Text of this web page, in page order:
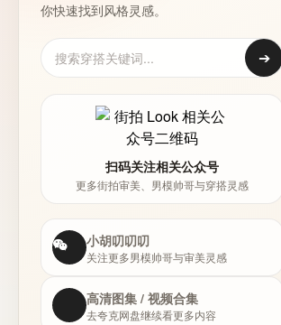
你快速找到风格灵感。
➔
扫码关注相关公众号
更多街拍审美、男模帅哥与穿搭灵感
小胡叨叨叨
关注更多男模帅哥与审美灵感
高清图集 / 视频合集
去夸克网盘继续看更多内容